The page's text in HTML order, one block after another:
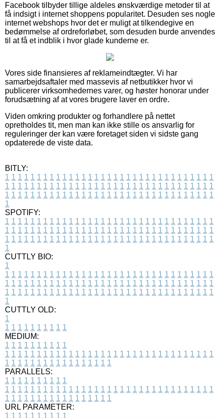
Facebook tilbyder tillige aldeles ønskværdige metoder til at
få indsigt i internet shoppens popularitet. Desuden ses nogle
internet webshops hvor det er muligt at tilkendegive en
bedømmelse af ordreforløbet, som desuden burde anvendes
til at få et indblik i hvor glade kunderne er.
Vores side finansieres af reklameindtægter. Vi har
samarbejdsaftaler med massevis af netbutikker hvor vi
publicerer virksomhedernes varer, og høster honorar under
forudsætning af at vores brugere laver en ordre.
Viden omkring produkter og forhandlere på nettet
opretholdes tit, men man kan ikke stille os ansvarlig for
reguleringer der kan være foretaget siden vi sidste gang
opdaterede de viste data.
BITLY:
1 1 1 1 1 1 1 1 1 1 1 1 1 1 1 1 1 1 1 1 1 1 1 1 1 1 1 1 1 1 1 1 1
1 1 1 1 1 1 1 1 1 1 1 1 1 1 1 1 1 1 1 1 1 1 1 1 1 1 1 1 1 1 1 1 1
1 1 1 1 1 1 1 1 1 1 1 1 1 1 1 1 1 1 1 1 1 1 1 1 1 1 1 1 1 1 1 1 1
1
SPOTIFY:
1 1 1 1 1 1 1 1 1 1 1 1 1 1 1 1 1 1 1 1 1 1 1 1 1 1 1 1 1 1 1 1 1
1 1 1 1 1 1 1 1 1 1 1 1 1 1 1 1 1 1 1 1 1 1 1 1 1 1 1 1 1 1 1 1 1
1 1 1 1 1 1 1 1 1 1 1 1 1 1 1 1 1 1 1 1 1 1 1 1 1 1 1 1 1 1 1 1 1
1
CUTTLY BIO:
1
1 1 1 1 1 1 1 1 1 1 1 1 1 1 1 1 1 1 1 1 1 1 1 1 1 1 1 1 1 1 1 1 1
1 1 1 1 1 1 1 1 1 1 1 1 1 1 1 1 1 1 1 1 1 1 1 1 1 1 1 1 1 1 1 1 1
1 1 1 1 1 1 1 1 1 1 1 1 1 1 1 1 1 1 1 1 1 1 1 1 1 1 1 1 1 1 1 1 1
1
CUTTLY OLD:
1
1 1 1 1 1 1 1 1 1 1
MEDIUM:
1 1 1 1 1 1 1 1 1 1
1 1 1 1 1 1 1 1 1 1 1 1 1 1 1 1 1 1 1 1 1 1 1 1 1 1 1 1 1 1 1 1 1
1 1 1 1 1 1 1 1 1 1 1 1 1 1 1 1 1
PARALLELS:
1 1 1 1 1 1 1 1 1 1
1 1 1 1 1 1 1 1 1 1 1 1 1 1 1 1 1 1 1 1 1 1 1 1 1 1 1 1 1 1 1 1 1
1 1 1 1 1 1 1 1 1 1 1 1 1 1 1 1 1
URL PARAMETER:
1 1 1 1 1 1 1 1 1 1